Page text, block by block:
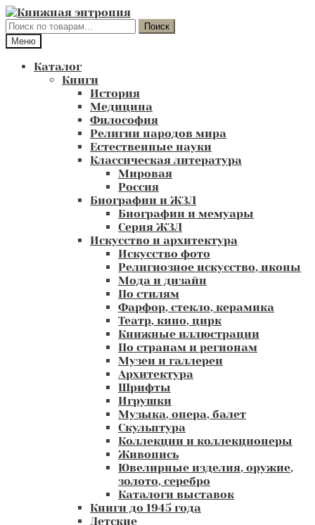
Перейти
к
навигации
Перейти
к
содержимому
Искать:
Поиск
Меню
Каталог
Книги
История
Медицина
Философия
Религии народов мира
Естественные науки
Классическая литература
Мировая
Россия
Биографии и ЖЗЛ
Биографии и мемуары
Серия ЖЗЛ
Искусство и архитектура
Искусство фото
Религиозное искусство, иконы
Мода и дизайн
По стилям
Фарфор, стекло, керамика
Театр, кино, цирк
Книжные иллюстрации
По странам и регионам
Музеи и галлереи
Архитектура
Шрифты
Игрушки
Музыка, опера, балет
Скульптура
Коллекции и коллекционеры
Живопись
Ювелирные изделия, оружие,
золото, серебро
Каталоги выставок
Книги до 1945 года
Детские